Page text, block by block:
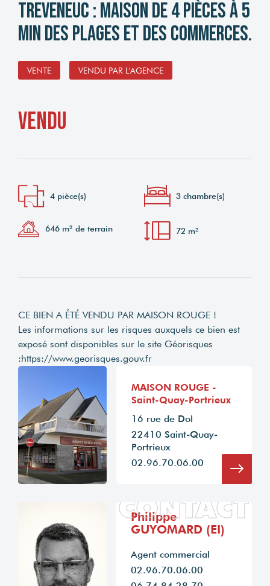
TREVENEUC : Maison de 4 pièces à 5
min des plages et des commerces.
VENTE VENDU PAR L'AGENCE
vendu
4 pièce(s) 3 chambre(s)
646 m² de terrain 72 m²
CE BIEN A ÉTÉ VENDU PAR MAISON ROUGE !
Les informations sur les risques auxquels ce bien est
exposé sont disponibles sur le site Géorisques
:https://www.georisques.gouv.fr
MAISON ROUGE -
Saint-Quay-Portrieux
16 rue de Dol
22410 Saint-Quay-
Portrieux
02.96.70.06.00
CONTACT
Philippe
GUYOMARD (EI)
Agent commercial
02.96.70.06.00